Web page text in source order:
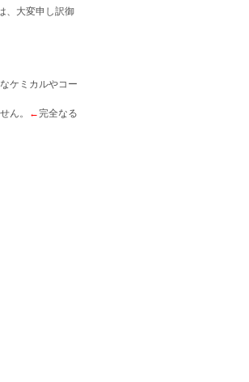
、大変申し訳御
ケミカルやコー
ん。 ←完全なる